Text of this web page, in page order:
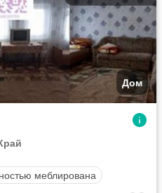
Дом
меблирована